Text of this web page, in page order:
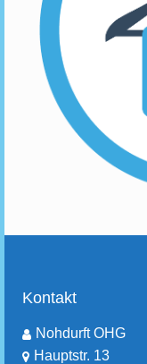
Kontakt
Nohdurft OHG
Hauptstr. 13